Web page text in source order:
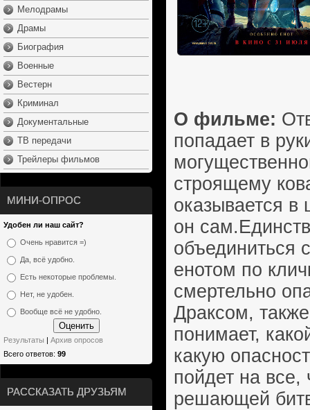
Мелодрамы
Драмы
Биография
Военные
Вестерн
Криминал
Документальные
ТВ передачи
Трейлеры фильмов
МИНИ-ОПРОС
Удобен ли наш сайт?
Очень нравится =)
Да, всё удобно.
Есть некоторые проблемы.
Нет, не удобен.
Вообще всё не удобно.
Результаты
Архив опросов
Всего ответов: 99
РАССКАЗАТЬ ДРУЗЬЯМ
О фильме:
попадает в
строящему
оказывается в
он
объединиться
енотом по
смертельно
Драксом,
понимает,
какую
пойдет на все,
решающей